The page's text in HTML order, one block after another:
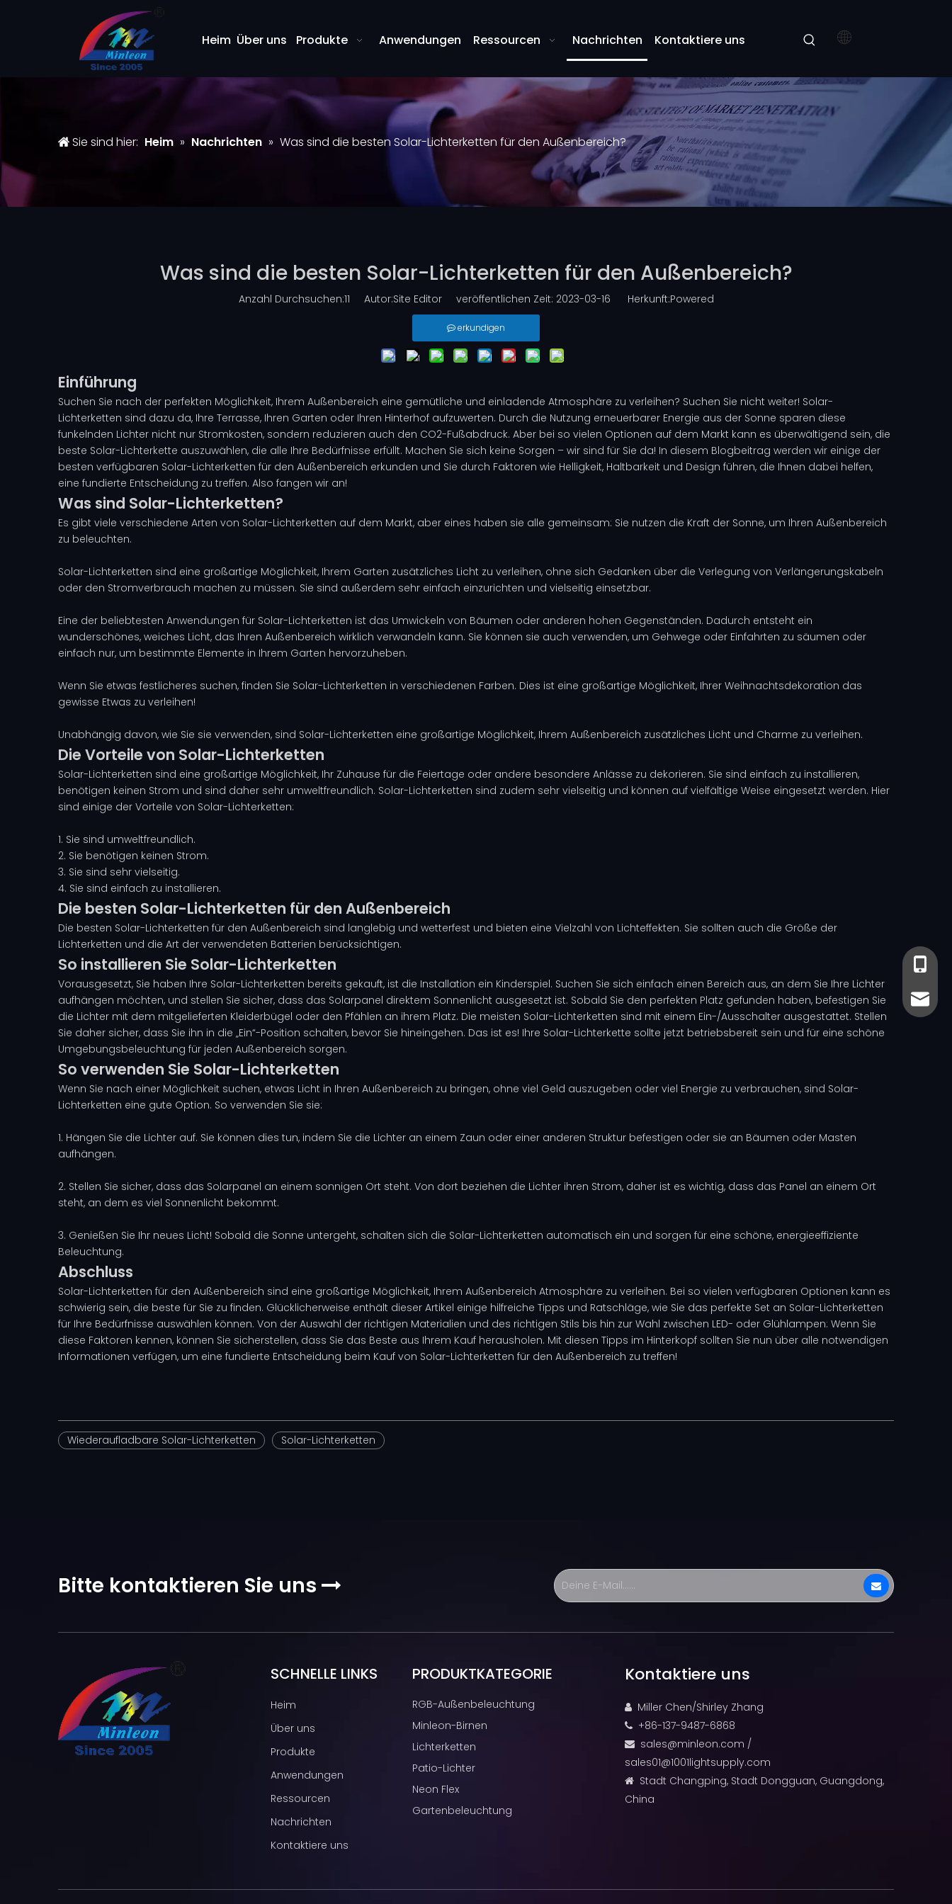
Heim Über uns Produkte Anwendungen Ressourcen Nachrichten Kontaktiere uns
Sie sind hier: Heim » Nachrichten » Was sind die besten Solar-Lichterketten für den Außenbereich?
Was sind die besten Solar-Lichterketten für den Außenbereich?
Anzahl Durchsuchen:11 Autor:Site Editor veröffentlichen Zeit: 2023-03-16 Herkunft:Powered
erkundigen
Einführung
Suchen Sie nach der perfekten Möglichkeit, Ihrem Außenbereich eine gemütliche und einladende Atmosphäre zu verleihen? Suchen Sie nicht weiter! Solar-
Lichterketten sind dazu da, Ihre Terrasse, Ihren Garten oder Ihren Hinterhof aufzuwerten. Durch die Nutzung erneuerbarer Energie aus der Sonne sparen diese
funkelnden Lichter nicht nur Stromkosten, sondern reduzieren auch den CO2-Fußabdruck. Aber bei so vielen Optionen auf dem Markt kann es überwältigend sein, die
beste Solar-Lichterkette auszuwählen, die alle Ihre Bedürfnisse erfüllt. Machen Sie sich keine Sorgen – wir sind für Sie da! In diesem Blogbeitrag werden wir einige der
besten verfügbaren Solar-Lichterketten für den Außenbereich erkunden und Sie durch Faktoren wie Helligkeit, Haltbarkeit und Design führen, die Ihnen dabei helfen,
eine fundierte Entscheidung zu treffen. Also fangen wir an!
Was sind Solar-Lichterketten?
Es gibt viele verschiedene Arten von Solar-Lichterketten auf dem Markt, aber eines haben sie alle gemeinsam: Sie nutzen die Kraft der Sonne, um Ihren Außenbereich
zu beleuchten.
Solar-Lichterketten sind eine großartige Möglichkeit, Ihrem Garten zusätzliches Licht zu verleihen, ohne sich Gedanken über die Verlegung von Verlängerungskabeln
oder den Stromverbrauch machen zu müssen. Sie sind außerdem sehr einfach einzurichten und vielseitig einsetzbar.
Eine der beliebtesten Anwendungen für Solar-Lichterketten ist das Umwickeln von Bäumen oder anderen hohen Gegenständen. Dadurch entsteht ein
wunderschönes, weiches Licht, das Ihren Außenbereich wirklich verwandeln kann. Sie können sie auch verwenden, um Gehwege oder Einfahrten zu säumen oder
einfach nur, um bestimmte Elemente in Ihrem Garten hervorzuheben.
Wenn Sie etwas festlicheres suchen, finden Sie Solar-Lichterketten in verschiedenen Farben. Dies ist eine großartige Möglichkeit, Ihrer Weihnachtsdekoration das
gewisse Etwas zu verleihen!
Unabhängig davon, wie Sie sie verwenden, sind Solar-Lichterketten eine großartige Möglichkeit, Ihrem Außenbereich zusätzliches Licht und Charme zu verleihen.
Die Vorteile von Solar-Lichterketten
Solar-Lichterketten sind eine großartige Möglichkeit, Ihr Zuhause für die Feiertage oder andere besondere Anlässe zu dekorieren. Sie sind einfach zu installieren,
benötigen keinen Strom und sind daher sehr umweltfreundlich. Solar-Lichterketten sind zudem sehr vielseitig und können auf vielfältige Weise eingesetzt werden. Hier
sind einige der Vorteile von Solar-Lichterketten:
1. Sie sind umweltfreundlich.
2. Sie benötigen keinen Strom.
3. Sie sind sehr vielseitig.
4. Sie sind einfach zu installieren.
Die besten Solar-Lichterketten für den Außenbereich
Die besten Solar-Lichterketten für den Außenbereich sind langlebig und wetterfest und bieten eine Vielzahl von Lichteffekten. Sie sollten auch die Größe der
Lichterketten und die Art der verwendeten Batterien berücksichtigen.
So installieren Sie Solar-Lichterketten
Vorausgesetzt, Sie haben Ihre Solar-Lichterketten bereits gekauft, ist die Installation ein Kinderspiel. Suchen Sie sich einfach einen Bereich aus, an dem Sie Ihre Lichter
aufhängen möchten, und stellen Sie sicher, dass das Solarpanel direktem Sonnenlicht ausgesetzt ist. Sobald Sie den perfekten Platz gefunden haben, befestigen Sie
die Lichter mit dem mitgelieferten Kleiderbügel oder den Pfählen an ihrem Platz. Die meisten Solar-Lichterketten sind mit einem Ein-/Ausschalter ausgestattet. Stellen
Sie daher sicher, dass Sie ihn in die „Ein“-Position schalten, bevor Sie hineingehen. Das ist es! Ihre Solar-Lichterkette sollte jetzt betriebsbereit sein und für eine schöne
Umgebungsbeleuchtung für jeden Außenbereich sorgen.
So verwenden Sie Solar-Lichterketten
Wenn Sie nach einer Möglichkeit suchen, etwas Licht in Ihren Außenbereich zu bringen, ohne viel Geld auszugeben oder viel Energie zu verbrauchen, sind Solar-
Lichterketten eine gute Option. So verwenden Sie sie:
1. Hängen Sie die Lichter auf. Sie können dies tun, indem Sie die Lichter an einem Zaun oder einer anderen Struktur befestigen oder sie an Bäumen oder Masten
aufhängen.
2. Stellen Sie sicher, dass das Solarpanel an einem sonnigen Ort steht. Von dort beziehen die Lichter ihren Strom, daher ist es wichtig, dass das Panel an einem Ort
steht, an dem es viel Sonnenlicht bekommt.
3. Genießen Sie Ihr neues Licht! Sobald die Sonne untergeht, schalten sich die Solar-Lichterketten automatisch ein und sorgen für eine schöne, energieeffiziente
Beleuchtung.
Abschluss
Solar-Lichterketten für den Außenbereich sind eine großartige Möglichkeit, Ihrem Außenbereich Atmosphäre zu verleihen. Bei so vielen verfügbaren Optionen kann es
schwierig sein, die beste für Sie zu finden. Glücklicherweise enthält dieser Artikel einige hilfreiche Tipps und Ratschläge, wie Sie das perfekte Set an Solar-Lichterketten
für Ihre Bedürfnisse auswählen können. Von der Auswahl der richtigen Materialien und des richtigen Stils bis hin zur Wahl zwischen LED- oder Glühlampen: Wenn Sie
diese Faktoren kennen, können Sie sicherstellen, dass Sie das Beste aus Ihrem Kauf herausholen. Mit diesen Tipps im Hinterkopf sollten Sie nun über alle notwendigen
Informationen verfügen, um eine fundierte Entscheidung beim Kauf von Solar-Lichterketten für den Außenbereich zu treffen!
Wiederaufladbare Solar-Lichterketten Solar-Lichterketten
+86-
Bitte kontaktieren Sie uns 
SCHNELLE LINKS
Heim
Über uns
Produkte
Anwendungen
Ressourcen
Nachrichten
Kontaktiere uns
PRODUKTKATEGORIE
RGB-Außenbeleuchtung
Minleon-Birnen
Lichterketten
Patio-Lichter
Neon Flex
Gartenbeleuchtung
Kontaktiere uns
 Miller Chen/Shirley Zhang
 +86-137-9487-6868
 sales@minleon.com /
sales01@1001lightsupply.com

Stadt Changping, Stadt Dongguan, Guangdong,
China
+86-